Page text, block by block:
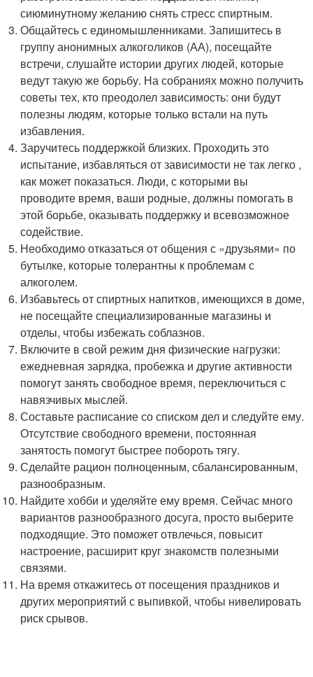
сиюминутному желанию снять стресс спиртным.
Общайтесь с единомышленниками. Запишитесь в
группу анонимных алкоголиков (АА), посещайте
встречи, слушайте истории других людей, которые
ведут такую же борьбу. На собраниях можно получить
советы тех, кто преодолел зависимость: они будут
полезны людям, которые только встали на путь
избавления.
Заручитесь поддержкой близких. Проходить это
испытание, избавляться от зависимости не так легко ,
как может показаться. Люди, с которыми вы
проводите время, ваши родные, должны помогать в
этой борьбе, оказывать поддержку и всевозможное
содействие.
Необходимо отказаться от общения с «друзьями» по
бутылке, которые толерантны к проблемам с
алкоголем.
Избавьтесь от спиртных напитков, имеющихся в доме,
не посещайте специализированные магазины и
отделы, чтобы избежать соблазнов.
Включите в свой режим дня физические нагрузки:
ежедневная зарядка, пробежка и другие активности
помогут занять свободное время, переключиться с
навязчивых мыслей.
Составьте расписание со списком дел и следуйте ему.
Отсутствие свободного времени, постоянная
занятость помогут быстрее побороть тягу.
Сделайте рацион полноценным, сбалансированным,
разнообразным.
Найдите хобби и уделяйте ему время. Сейчас много
вариантов разнообразного досуга, просто выберите
подходящие. Это поможет отвлечься, повысит
настроение, расширит круг знакомств полезными
связями.
На время откажитесь от посещения праздников и
других мероприятий с выпивкой, чтобы нивелировать
риск срывов.